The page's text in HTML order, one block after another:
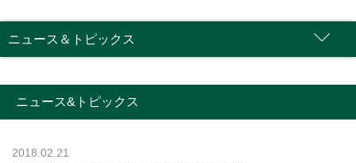
ニュース＆トピックス
ニュース&トピックス
2018.02.21